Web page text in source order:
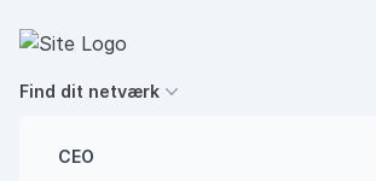
Executives' Global Network
Find dit netværk
CEO